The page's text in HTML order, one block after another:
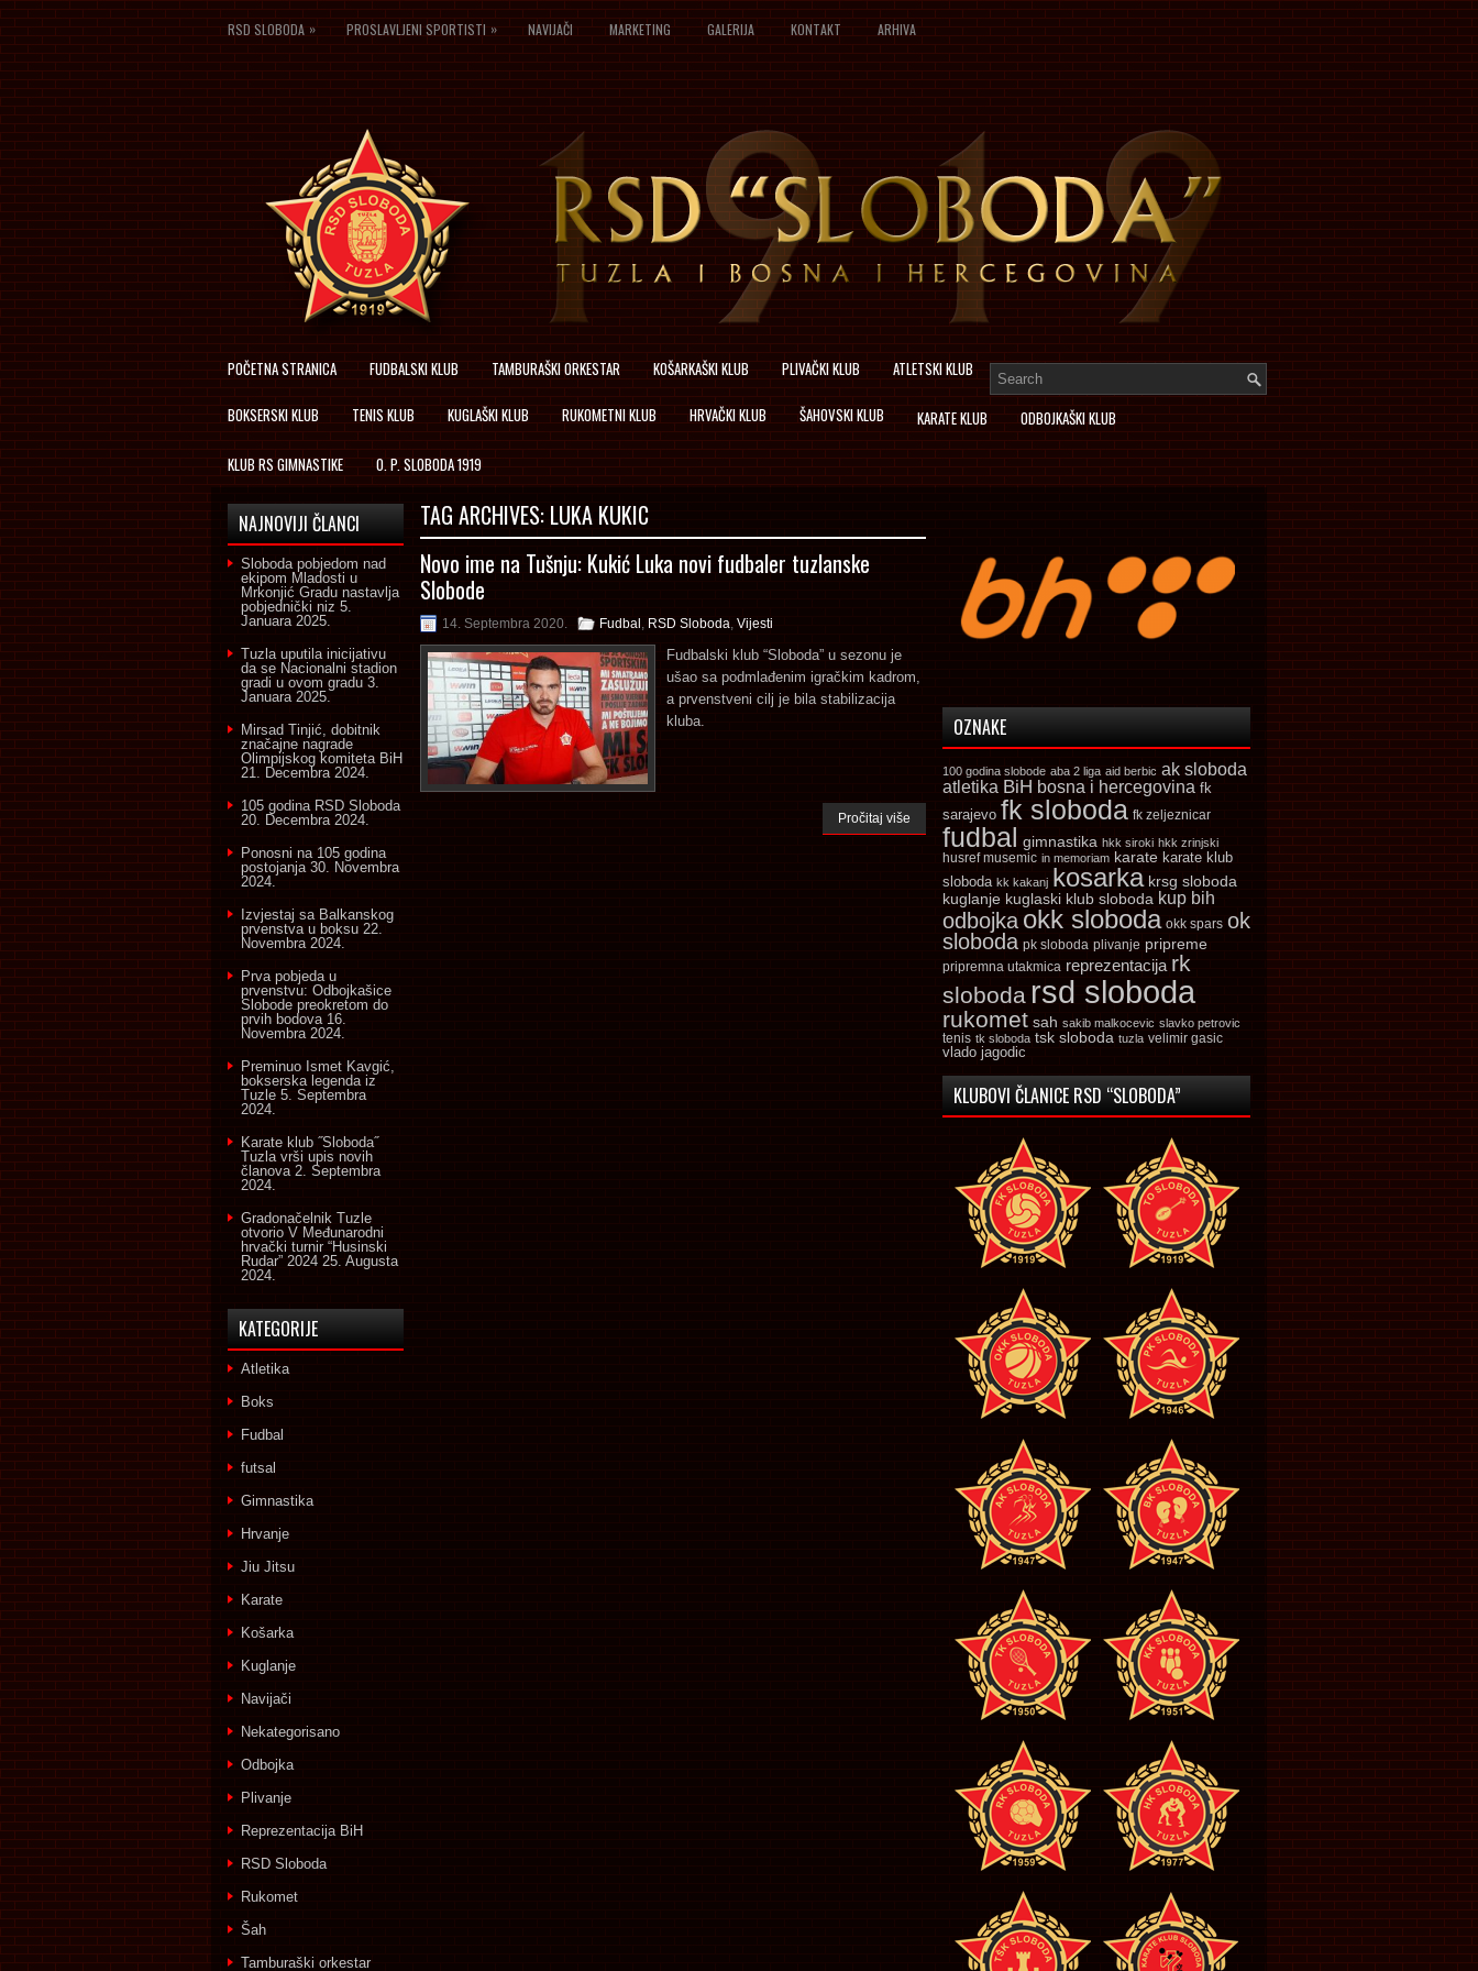
RSD SLOBODA » PROSLAVLJENI SPORTISTI » NAVIJAČI MARKETING GALERIJA KONTAKT ARHIVA
POČETNA STRANICA FUDBALSKI KLUB TAMBURAŠKI ORKESTAR KOŠARKAŠKI KLUB PLIVAČKI KLUB ATLETSKI KLUB
BOKSERSKI KLUB TENIS KLUB KUGLAŠKI KLUB RUKOMETNI KLUB HRVAČKI KLUB ŠAHOVSKI KLUB KARATE KLUB ODBOJKAŠKI KLUB
KLUB RS GIMNASTIKE O. P. SLOBODA 1919
TAG ARCHIVES: LUKA KUKIC
Novo ime na Tušnju: Kukić Luka novi fudbaler tuzlanske
Slobode
14. Septembra 2020. Fudbal , RSD Sloboda, Vijesti
Fudbalski klub “Sloboda” u sezonu je
ušao sa podmlađenim igračkim kadrom,
a prvenstveni cilj je bila stabilizacija
kluba.
Pročitaj više
NAJNOVIJI ČLANCI
Sloboda pobjedom nad
ekipom Mladosti u
Mrkonjić Gradu nastavlja
pobjednički niz 5.
Januara 2025.
Tuzla uputila inicijativu
da se Nacionalni stadion
gradi u ovom gradu 3.
Januara 2025.
Mirsad Tinjić, dobitnik
značajne nagrade
Olimpijskog komiteta BiH
21. Decembra 2024.
105 godina RSD Sloboda
20. Decembra 2024.
Ponosni na 105 godina
postojanja 30. Novembra
2024.
Izvjestaj sa Balkanskog
prvenstva u boksu 22.
Novembra 2024.
Prva pobjeda u
prvenstvu: Odbojkašice
Slobode preokretom do
prvih bodova 16.
Novembra 2024.
Preminuo Ismet Kavgić,
bokserska legenda iz
Tuzle 5. Septembra
2024.
Karate klub ˝Sloboda˝
Tuzla vrši upis novih
članova 2. Septembra
2024.
Gradonačelnik Tuzle
otvorio V Međunarodni
hrvački turnir “Husinski
Rudar” 2024 25. Augusta
2024.
KATEGORIJE
Atletika
Boks
Fudbal
futsal
Gimnastika
Hrvanje
Jiu Jitsu
Karate
Košarka
Kuglanje
Navijači
Nekategorisano
Odbojka
Plivanje
Reprezentacija BiH
RSD Sloboda
Rukomet
Šah
Tamburaški orkestar
OZNAKE
100 godina slobode aba 2 liga aid berbic ak sloboda
atletika BiH bosna i hercegovina fk
sarajevo fk sloboda fk zeljeznicar
fudbal gimnastika hkk siroki hkk zrinjski
husref musemic in memoriam karate karate klub
sloboda kk kakanj kosarka krsg sloboda
kuglanje kuglaski klub sloboda kup bih
odbojka okk sloboda okk spars ok
sloboda pk sloboda plivanje pripreme
pripremna utakmica reprezentacija rk
sloboda rsd sloboda
rukomet sah sakib malkocevic slavko petrovic
tenis tk sloboda tsk sloboda tuzla velimir gasic
vlado jagodic
KLUBOVI ČLANICE RSD “SLOBODA”